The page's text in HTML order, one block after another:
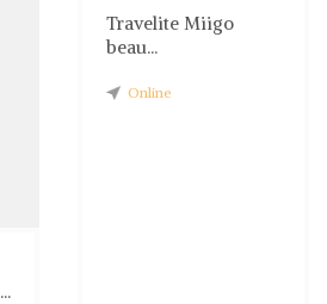
Travelite Miigo
beau...
Online